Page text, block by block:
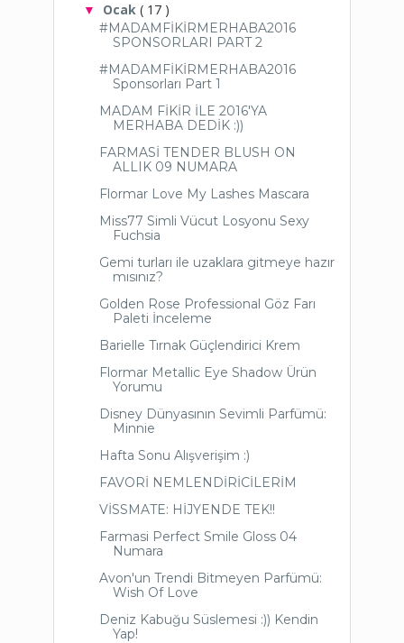
▼ Ocak ( 17 )
#MADAMFİKİRMERHABA2016
SPONSORLARI PART 2
#MADAMFİKİRMERHABA2016
Sponsorları Part 1
MADAM FİKİR İLE 2016'YA
MERHABA DEDİK :))
FARMASİ TENDER BLUSH ON
ALLIK 09 NUMARA
Flormar Love My Lashes Mascara
Miss77 Simli Vücut Losyonu Sexy
Fuchsia
Gemi turları ile uzaklara gitmeye hazır
mısınız?
Golden Rose Professional Göz Farı
Paleti İnceleme
Barielle Tırnak Güçlendirici Krem
Flormar Metallic Eye Shadow Ürün
Yorumu
Disney Dünyasının Sevimli Parfümü:
Minnie
Hafta Sonu Alışverişim :)
FAVORİ NEMLENDİRİCİLERİM
VİSSMATE: HİJYENDE TEK!!
Farmasi Perfect Smile Gloss 04
Numara
Avon'un Trendi Bitmeyen Parfümü:
Wish Of Love
Deniz Kabuğu Süslemesi :)) Kendin
Yap!